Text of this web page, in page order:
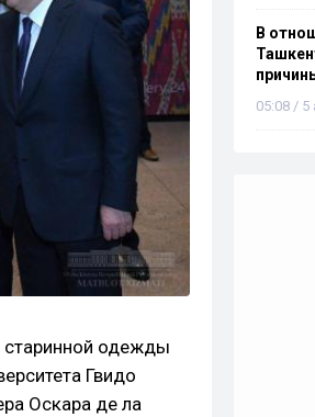
одежды
Гвидо
Оскара де ла
В
05:08 / 5